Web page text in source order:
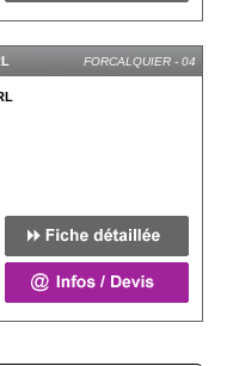
FORCALQUIER - 04